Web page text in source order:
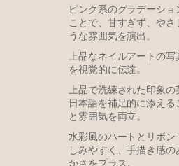
ピンク系のグラデーシ
ことで、甘すぎず、やさ
うな雰囲気を演出。
上品なネイルアートの写
を視覚的に伝達。
上品で洗練された印象の
日本語を補足的に添え
と雰囲気を両立。
水彩風のハートとリボン
しみやすく、手描き感
かさをプラス。